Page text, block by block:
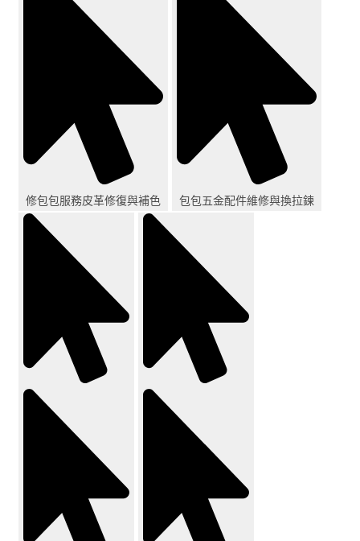
修包包服務皮革修復與補色 包包五金配件維修與換拉鍊